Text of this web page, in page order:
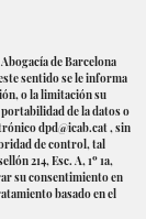
de Barcelona
sentido se le informa
o la limitación su
de la datos o
dpd@icab.cat, sin
de control, tal
214, Esc. A, 1º 1a,
su consentimiento en
basado en el